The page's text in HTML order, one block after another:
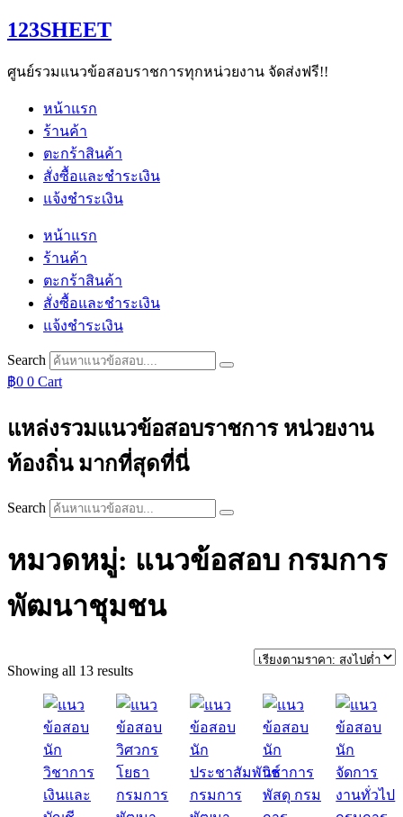
Skip
to
123SHEET
ศูนย์รวมแนวข้อสอบราชการทุกหน่วยงาน จัดส่งฟรี!!
หน้าแรก
ร้านค้า
ตะกร้าสินค้า
สั่งซื้อและชำระเงิน
แจ้งชำระเงิน
หน้าแรก
ร้านค้า
ตะกร้าสินค้า
สั่งซื้อและชำระเงิน
แจ้งชำระเงิน
Search
฿0 0 Cart
แหล่งรวมแนวข้อสอบราชการ หน่วยงาน
ท้องถิ่น มากที่สุดที่นี่
Search
หมวดหมู่: แนวข้อสอบ กรมการ
พัฒนาชุมชน
Showing all 13 resultsSorted
price:
to
low